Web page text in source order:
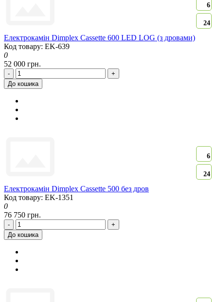
6
24
Електрокамін Dimplex Cassette 600 LED LOG (з дровами)
Код товару: EK-639
0
52 000 грн.
-
+
До кошика
6
24
Електрокамін Dimplex Cassette 500 без дров
Код товару: EK-1351
0
76 750 грн.
-
+
До кошика